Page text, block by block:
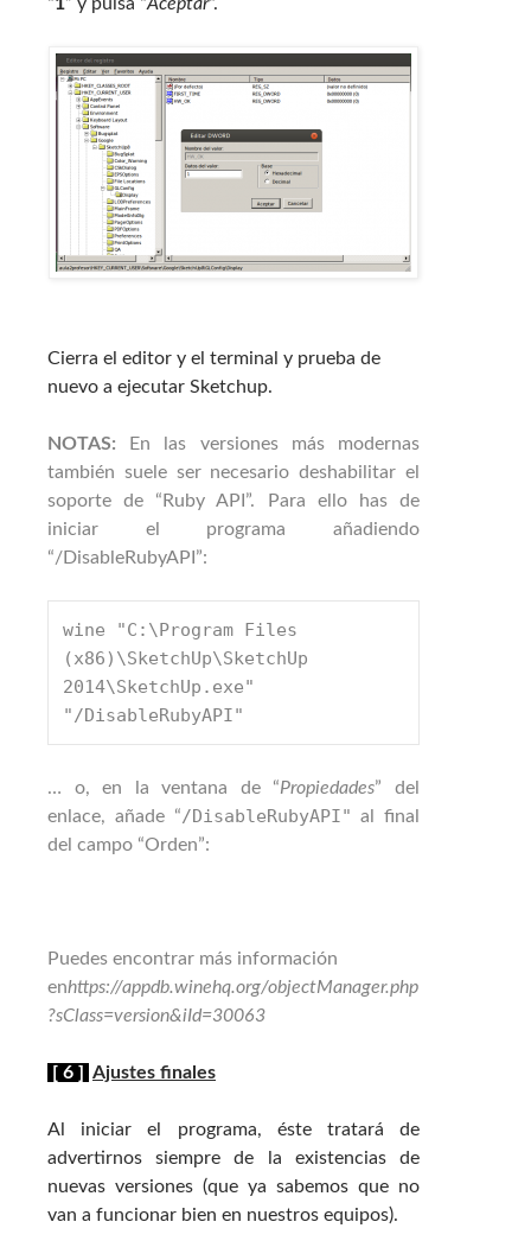
Cierra el editor y el terminal y prueba de
nuevo a ejecutar Sketchup.
NOTAS:
En las versiones más modernas
también suele ser necesario deshabilitar el
soporte de “Ruby API”. Para ello has de
iniciar el programa añadiendo
“/DisableRubyAPI”:
wine "C:\Program Files
(x86)\SketchUp\SketchUp
2014\SketchUp.exe"
"/DisableRubyAPI"
… o, en la ventana de “Propiedades” del
enlace, añade “/DisableRubyAPI" al final
del campo “Orden”:
Puedes encontrar más información
enhttps://appdb.winehq.org/objectManager.php
?sClass=version&iId=30063
[ 6 ] Ajustes finales
Al iniciar el programa, éste tratará de
advertirnos siempre de la existencias de
nuevas versiones (que ya sabemos que no
van a funcionar bien en nuestros equipos).